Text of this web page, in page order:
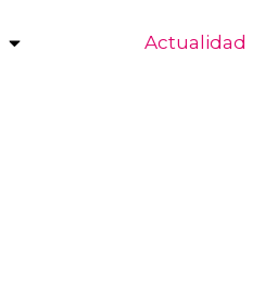
Actualidad